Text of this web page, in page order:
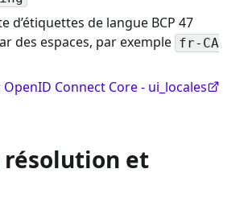
d’étiquettes de langue BCP 47
des espaces, par exemple fr-CA
OpenID Connect Core - ui_locales
résolution et